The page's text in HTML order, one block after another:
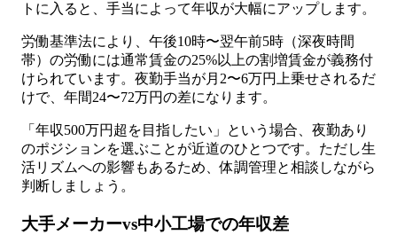
トに入ると、手当によって年収が大幅にアップします。
労働基準法により、午後10時〜翌午前5時（深夜時間
帯）の労働には通常賃金の25%以上の割増賃金が義務付
けられています。夜勤手当が月2〜6万円上乗せされるだ
けで、年間24〜72万円の差になります。
「年収500万円超を目指したい」という場合、夜勤あり
のポジションを選ぶことが近道のひとつです。ただし生
活リズムへの影響もあるため、体調管理と相談しながら
判断しましょう。
大手メーカーvs中小工場での年収差